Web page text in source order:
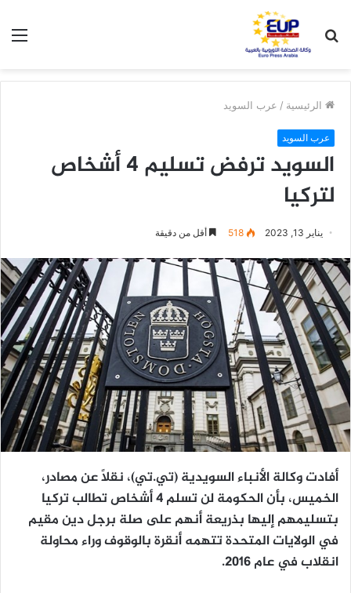
عن
الرئيسية / عرب السويد
عرب السويد
السويد ترفض تسليم 4 أشخاص
لتركيا
يناير 13, 2023 518 أقل من دقيقة
أفادت وكالة الأنباء السويدية (تي.تي)، نقلاً عن مصادر،
الخميس، بأن الحكومة لن تسلم 4 أشخاص تطالب تركيا
بتسليمهم إليها بذريعة أنهم على صلة برجل دين مقيم
في الولايات المتحدة تتهمه أنقرة بالوقوف وراء محاولة
انقلاب في عام 2016.